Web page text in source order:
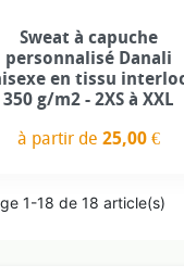
Sweat à capuche
personnalisé Danali
en tissu
350 g/m2 - 2XS à XXL
à partir de 25,00 €
1-18 de 18 article(s)